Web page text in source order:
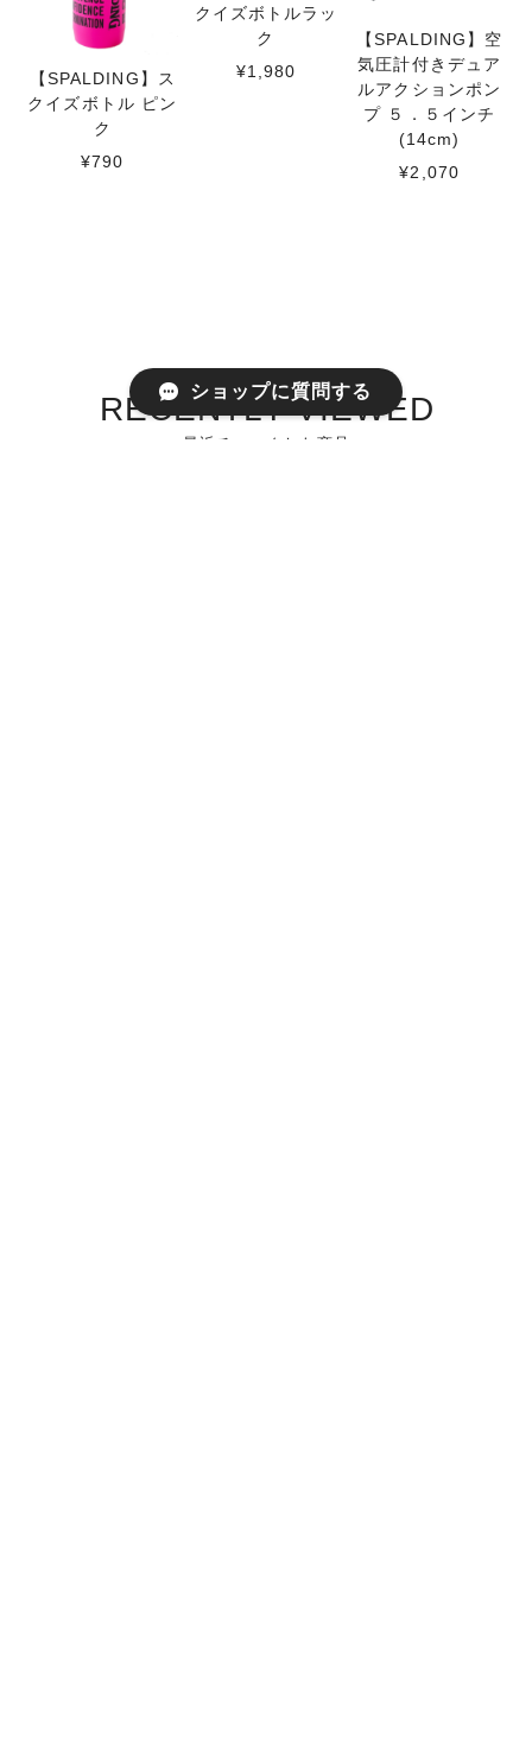
【SPALDING】ス
クイズボトル ピン
ク
¥790
クイズボトルラッ
ク
¥1,980
【SPALDING】空
気圧計付きデュア
ルアクションポン
プ ５．５インチ
(14cm)
¥2,070
RECENTLY VIEWED
最近チェックした商品
ショップに質問する